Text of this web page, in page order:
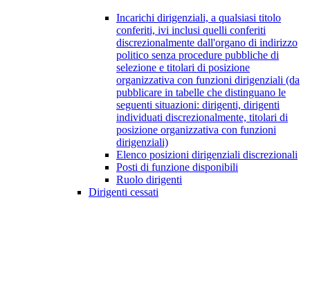
Incarichi dirigenziali, a qualsiasi titolo
conferiti, ivi inclusi quelli conferiti
discrezionalmente dall'organo di indirizzo
politico senza procedure pubbliche di
selezione e titolari di posizione
organizzativa con funzioni dirigenziali (da
pubblicare in tabelle che distinguano le
seguenti situazioni: dirigenti, dirigenti
individuati discrezionalmente, titolari di
posizione organizzativa con funzioni
dirigenziali)
Elenco posizioni dirigenziali discrezionali
Posti di funzione disponibili
Ruolo dirigenti
Dirigenti cessati